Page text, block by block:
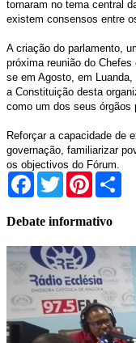
tornaram no tema central
existem consensos entre
A criação do parlamento,
próxima reunião do
se em Agosto, em
a Constituição desta
como um dos seus órgãos
Reforçar a capacidade de
governação, familiarizar
os objectivos do Fórum.
Facebook
TwitterPinterest
Debate informativo